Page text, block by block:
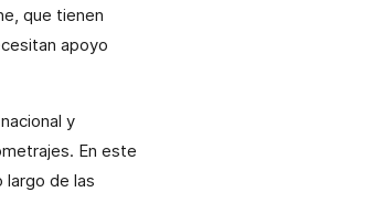
que tienen
apoyo
y
En este
de las